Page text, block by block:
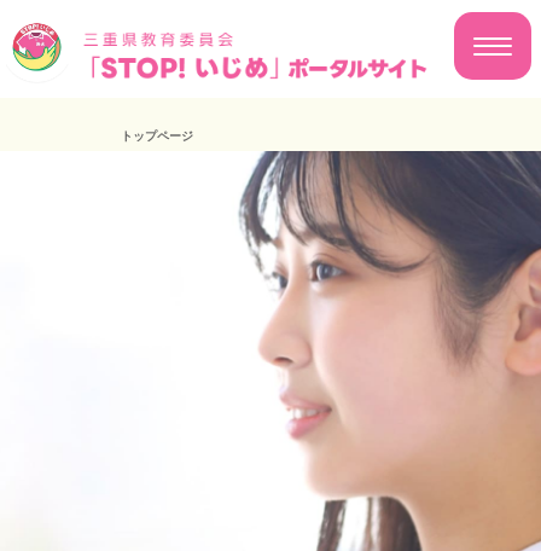
トップページ